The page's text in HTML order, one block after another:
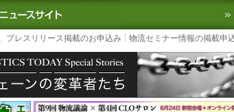
｜国内最大の物流ニュースサイト
3PL, SCMなど国内
プレスリリース掲載のお申込み 物流セミナー情報の掲載申